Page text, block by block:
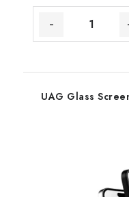
UAG Glass